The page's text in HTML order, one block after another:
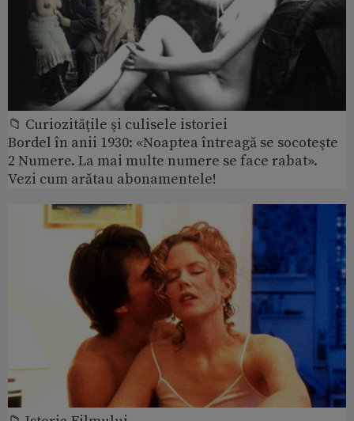
📁 Curiozităţile şi culisele istoriei
Bordel în anii 1930: «Noaptea întreagă se socoteşte
2 Numere. La mai multe numere se face rabat».
Vezi cum arătau abonamentele!